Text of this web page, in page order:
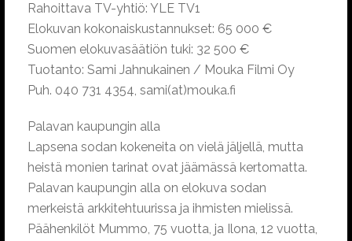
Rahoittava TV-yhtiö: YLE TV1
Elokuvan kokonaiskustannukset: 65 000 €
Suomen elokuvasäätiön tuki: 32 500 €
Tuotanto: Sami Jahnukainen / Mouka Filmi Oy
Puh. 040 731 4354, sami(at)mouka.fi
Palavan kaupungin alla
Lapsena sodan kokeneita on vielä jäljellä, mutta
heistä monien tarinat ovat jäämässä kertomatta.
Palavan kaupungin alla on elokuva sodan
merkeistä arkkitehtuurissa ja ihmisten mielissä.
Päähenkilöt Mummo, 75 vuotta, ja Ilona, 12 vuotta,